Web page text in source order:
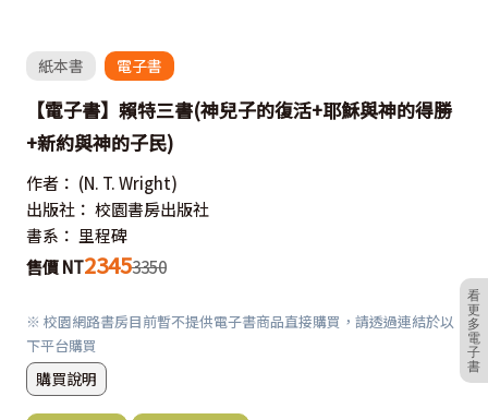
看
更
多
電
子
書
紙本書 電子書
【電子書】賴特三書(神兒子的復活+耶穌與神的得勝
+新約與神的子民)
作者： (N. T. Wright)
出版社： 校園書房出版社
書系： 里程碑
售價 NT23453350
※ 校園網路書房目前暫不提供電子書商品直接購買，請透過連結於以
下平台購買
購買說明